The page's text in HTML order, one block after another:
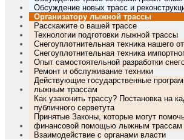
Обсуждение новых трасс и
Организатору лыжной трассы
Расскажите о вашей трассе
Технологии подготовки лыжной трассы
Снегоуплотнительная техника нашего
Снегоуплотнительная техника
Опыт самостоятельной разработки
Ремонт и обслуживание техники
Действующие государственные
лыжным трассам
Как узаконить трассу? Постановка на
публичного серветута
Принятые Законы, которые могут
финансовой помощью лыжным трассам
Взаимодействие с органами власти